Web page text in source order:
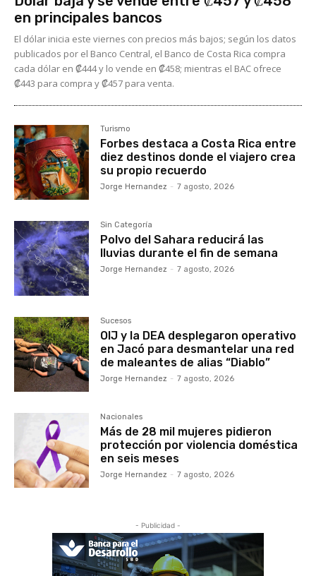
en principales bancos
El dólar inicia este viernes con precios más bajos; según los datos
publicados por el Banco Central, el Banco de Costa Rica compra
cada dólar en ₡444 y lo vende en ₡458; mientras el BAC ofrece
₡443 para compra y ₡457 para venta.
Turismo
Forbes destaca a Costa Rica entre
diez destinos donde el viajero crea
su propio recuerdo
Jorge Hernandez - 7 agosto, 2026
Sin Categoría
Polvo del Sahara reducirá las
lluvias durante el fin de semana
Jorge Hernandez - 7 agosto, 2026
Sucesos
OIJ y la DEA desplegaron operativo
en Jacó para desmantelar una red
de maleantes de alias “Diablo”
Jorge Hernandez - 7 agosto, 2026
Nacionales
Más de 28 mil mujeres pidieron
protección por violencia doméstica
en seis meses
Jorge Hernandez - 7 agosto, 2026
- Publicidad -